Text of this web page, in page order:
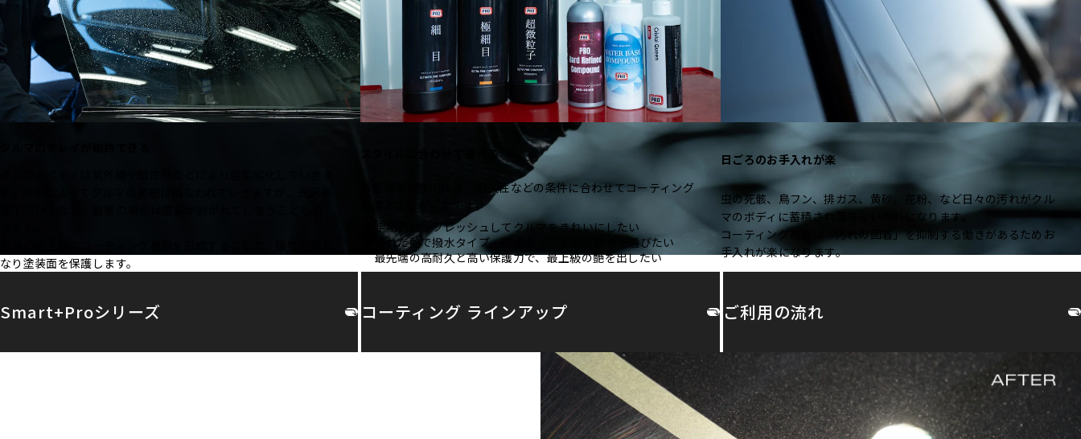
なり塗装面を保護します。
スタイルに合わせて選べる
保管環境や使用状況、耐久性などの条件に合わせてコーティング
を選ぶことが可能です。
定期的にリフレッシュしてクルマをきれいにしたい
優れた艶で撥水タイプ・親水タイプと水の動きを選びたい
最先端の高耐久と高い保護力で、最上級の艶を出したい
日ごろのお手入れが楽
虫の死骸、鳥フン、排ガス、黄砂、花粉、など日々の汚れがクル
マのボディに蓄積され落ちない汚れになります。
コーティング被膜は「汚れの固着」を抑制する働きがあるためお
手入れが楽になります。
Smart+Proシリーズ コーティング ラインアップ ご利用の流れ